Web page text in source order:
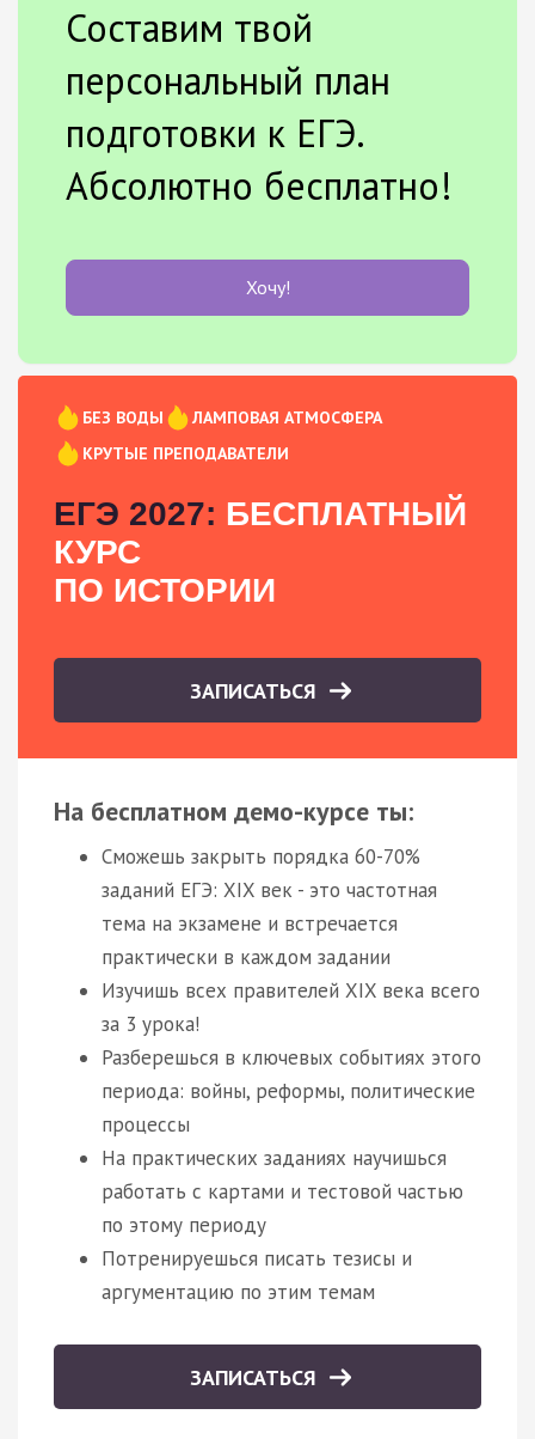
Составим твой
персональный план
подготовки к ЕГЭ.
Абсолютно бесплатно!
Хочу!
БЕЗ ВОДЫ
ЛАМПОВАЯ АТМОСФЕРА
КРУТЫЕ ПРЕПОДАВАТЕЛИ
ЕГЭ 2027: БЕСПЛАТНЫЙ
КУРС
ПО ИСТОРИИ
ЗАПИСАТЬСЯ
На бесплатном демо-курсе ты:
Сможешь закрыть порядка 60-70%
заданий ЕГЭ: XIX век - это частотная
тема на экзамене и встречается
практически в каждом задании
Изучишь всех правителей XIX века всего
за 3 урока!
Разберешься в ключевых событиях этого
периода: войны, реформы, политические
процессы
На практических заданиях научишься
работать с картами и тестовой частью
по этому периоду
Потренируешься писать тезисы и
аргументацию по этим темам
ЗАПИСАТЬСЯ